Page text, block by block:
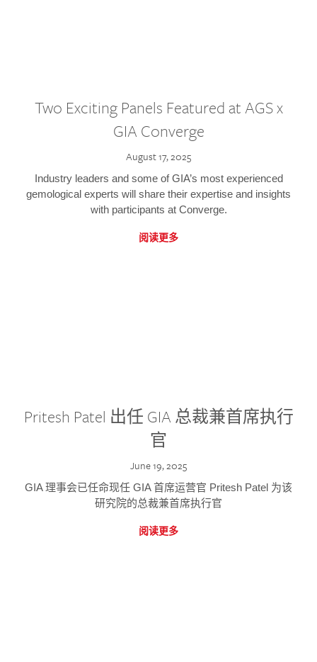
Two Exciting Panels Featured at AGS x
GIA Converge
August 17, 2025
Industry leaders and some of GIA’s most experienced
gemological experts will share their expertise and insights
with participants at Converge.
阅读更多
Pritesh Patel 出任 GIA 总裁兼首席执行
官
June 19, 2025
GIA 理事会已任命现任 GIA 首席运营官 Pritesh Patel 为该
研究院的总裁兼首席执行官
阅读更多